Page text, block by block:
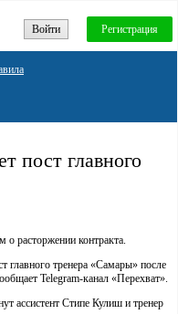
Войти Регистрация
пост главного
расторжении контракта.
главного тренера «Самары» после
Telegram-канал «Перехват».
ассистент Стипе Кулиш и тренер